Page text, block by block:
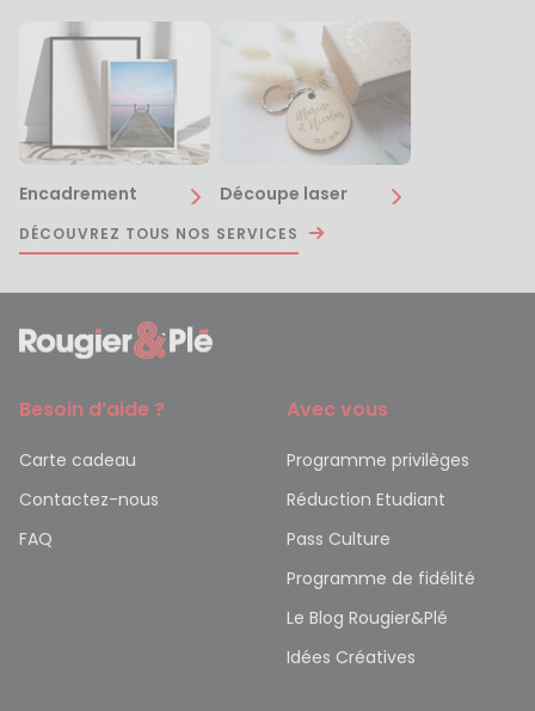
Encadrement Découpe laser
DÉCOUVREZ TOUS NOS SERVICES
Besoin d’aide ?
Carte cadeau
Contactez-nous
FAQ
Avec vous
Programme privilèges
Réduction Etudiant
Pass Culture
Programme de fidélité
Le Blog Rougier&Plé
Idées Créatives